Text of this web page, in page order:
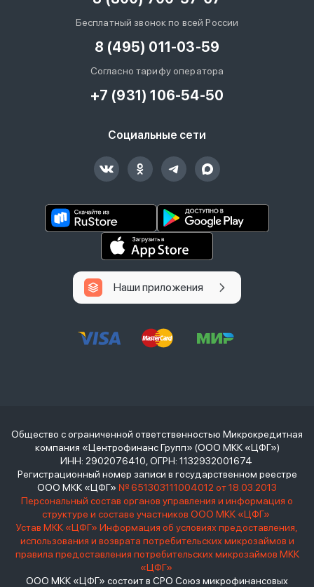
Бесплатный звонок по всей России
8 (495) 011-03-59
Согласно тарифу оператора
+7 (931) 106-54-50
Социальные сети
Наши приложения
Общество с ограниченной ответственностью Микрокредитная
компания «Центрофинанс Групп» (ООО МКК «ЦФГ»)
ИНН: 2902076410, ОГРН: 1132932001674
Регистрационный номер записи в государственном реестре
ООО МКК «ЦФГ» № 651303111004012 от 18.03.2013
Персональный состав органов управления и информация о
структуре и составе участников ООО МКК «ЦФГ»
Устав МКК «ЦФГ» Информация об условиях предоставления,
использования и возврата потребительских микрозаймов и
правила предоставления потребительских микрозаймов МКК
«ЦФГ»
ООО МКК «ЦФГ» состоит в СРО Союз микрофинансовых